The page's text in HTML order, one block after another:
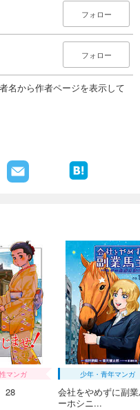
カート
す！ ― アキコノユメヲ ― 70
試し読み
す！ ― アキコノユメヲ ― 72
カート
試し読み
す！ ― アキコノユメヲ ― 73
フォロー
フォロー
名から作者ページを表示して
マンガ
28
少年・青年マンガ
会社をやめずに副
ーホシニ...